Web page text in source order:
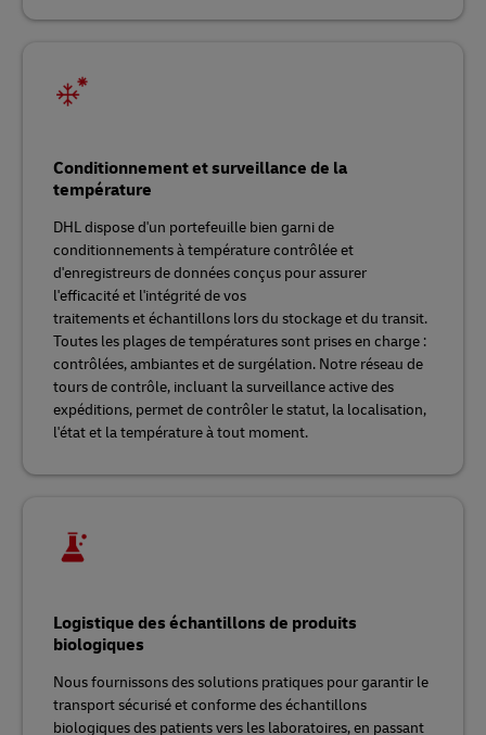
Conditionnement et surveillance de la
température
DHL dispose d'un portefeuille bien garni de
conditionnements à température contrôlée et
d'enregistreurs de données conçus pour assurer
l'efficacité et l'intégrité de vos
traitements et échantillons lors du stockage et du transit.
Toutes les plages de températures sont prises en charge :
contrôlées, ambiantes et de surgélation. Notre réseau de
tours de contrôle, incluant la surveillance active des
expéditions, permet de contrôler le statut, la localisation,
l'état et la température à tout moment.
Logistique des échantillons de produits
biologiques
Nous fournissons des solutions pratiques pour garantir le
transport sécurisé et conforme des échantillons
biologiques des patients vers les laboratoires, en passant